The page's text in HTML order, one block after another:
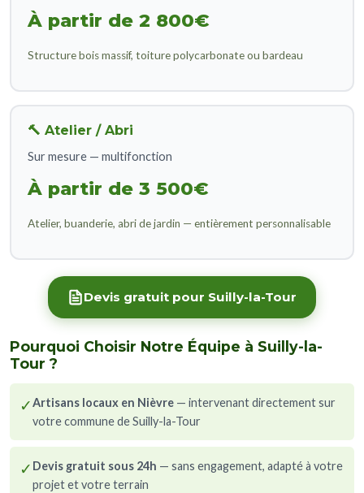
À partir de 2 800€
Structure bois massif, toiture polycarbonate ou bardeau
🔨 Atelier / Abri
Sur mesure — multifonction
À partir de 3 500€
Atelier, buanderie, abri de jardin — entièrement personnalisable
Devis gratuit pour Suilly-la-Tour
Pourquoi Choisir Notre Équipe à Suilly-la-
Tour ?
✓Artisans locaux en Nièvre — intervenant directement sur
votre commune de Suilly-la-Tour
✓ Devis gratuit sous 24h — sans engagement, adapté à votre
projet et votre terrain